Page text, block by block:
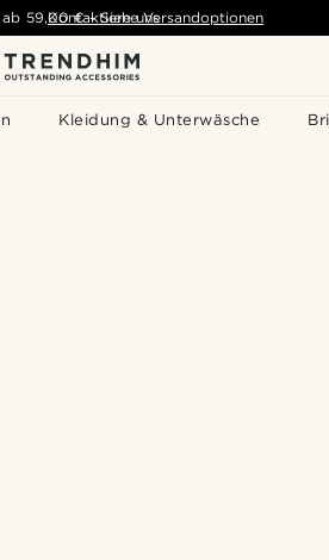
Kleidung & Unterwäsche
59,00 € - Siehe Versandoptionen
Kontaktiere uns